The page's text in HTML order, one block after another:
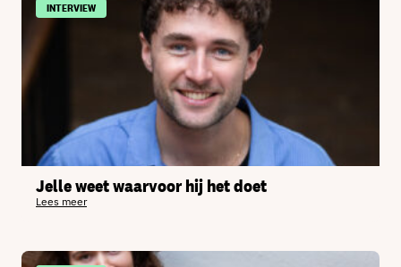
INTERVIEW
Jelle weet waarvoor hij het doet
Lees meer